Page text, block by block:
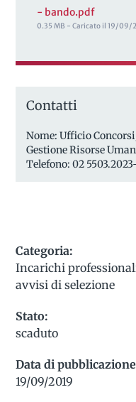
- bando.pdf
0.35 MB - Caricato il 19/09/
Contatti
Nome: Ufficio
Gestione Risorse
Telefono: 02
Categoria:
Incarichi
avvisi di selezione
Stato:
scaduto
Data di
19/09/2019